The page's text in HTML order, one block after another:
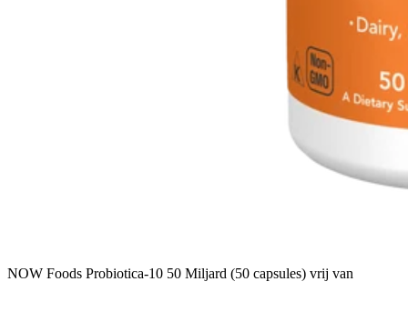
NOW Foods Probiotica-10 50 Miljard (50 capsules) vrij van